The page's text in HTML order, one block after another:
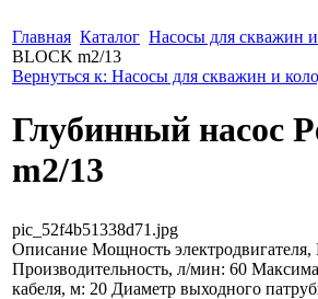
Главная Каталог Насосы для скважин
BLOCK m2/13
Вернуться к: Насосы для скважин и
Глубинный насос
m2/13
pic_52f4b51338d71.jpg
Описание Мощность
Производительность, л/мин: 60
кабеля, м: 20 Диаметр выходного